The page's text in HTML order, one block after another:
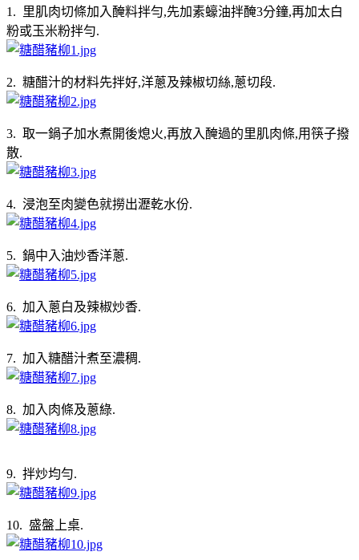
1. 里肌肉切條加入醃料拌勻,先加素蠔油拌醃3分鐘,再加太白
粉或玉米粉拌勻.
2. 糖醋汁的材料先拌好,洋蔥及辣椒切絲,蔥切段.
3. 取一鍋子加水煮開後熄火,再放入醃過的里肌肉條,用筷子撥
散.
4. 浸泡至肉變色就撈出瀝乾水份.
5. 鍋中入油炒香洋蔥.
6. 加入蔥白及辣椒炒香.
7. 加入糖醋汁煮至濃稠.
8. 加入肉條及蔥綠.
9. 拌炒均勻.
10. 盛盤上桌.